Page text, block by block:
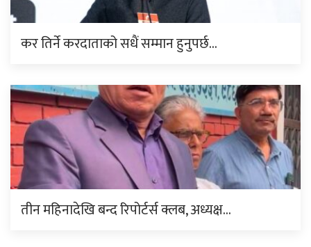
कर तिर्ने करदाताको सधैं सम्मान हुनुपर्छ…
तीन महिनादेखि बन्द रिपोर्टर्स क्लब, अध्यक्ष…